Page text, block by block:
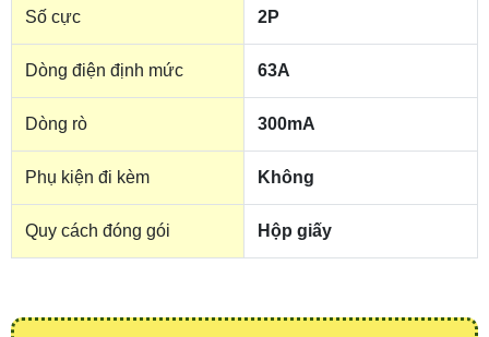
Số cực 2P
Dòng điện định mức 63A
Dòng rò 300mA
Phụ kiện đi kèm Không
Quy cách đóng gói Hộp giấy